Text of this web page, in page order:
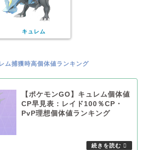
キュレム
ム捕獲時高個体値ランキング
【ポケモンGO】キュレム個体値
CP早見表：レイド100％CP・
PvP理想個体値ランキング